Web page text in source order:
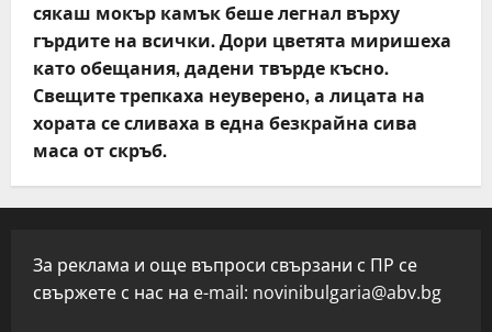
сякаш мокър камък беше легнал върху
гърдите на всички. Дори цветята миришеха
като обещания, дадени твърде късно.
Свещите трепкаха неуверено, а лицата на
хората се сливаха в една безкрайна сива
маса от скръб.
За реклама и още въпроси свързани с ПР се
свържете с нас на e-mail: novinibulgaria@abv.bg